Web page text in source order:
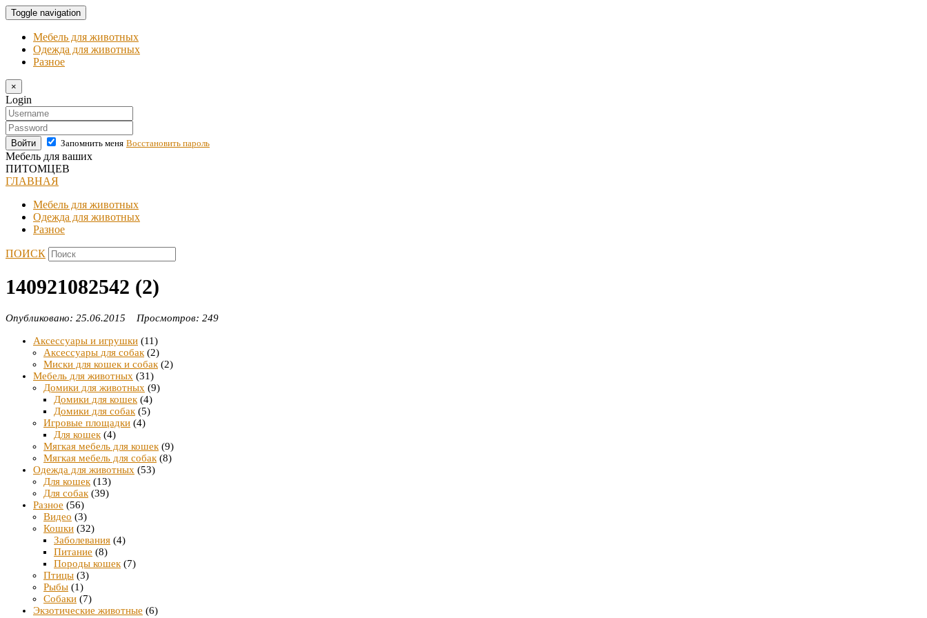
Toggle navigation
Мебель для животных
Одежда для животных
Разное
×
Login
Войти Запомнить меня Восстановить пароль
Мебель для ваших
ПИТОМЦЕВ
ГЛАВНАЯ
Мебель для животных
Одежда для животных
Разное
ПОИСК
140921082542 (2)
Опубликовано: 25.06.2015 Просмотров: 249
Аксессуары и игрушки (11)
Аксессуары для собак (2)
Миски для кошек и собак (2)
Мебель для животных (31)
Домики для животных (9)
Домики для кошек (4)
Домики для собак (5)
Игровые площадки (4)
Для кошек (4)
Мягкая мебель для кошек (9)
Мягкая мебель для собак (8)
Одежда для животных (53)
Для кошек (13)
Для собак (39)
Разное (56)
Видео (3)
Кошки (32)
Заболевания (4)
Питание (8)
Породы кошек (7)
Птицы (3)
Рыбы (1)
Собаки (7)
Экзотические животные (6)